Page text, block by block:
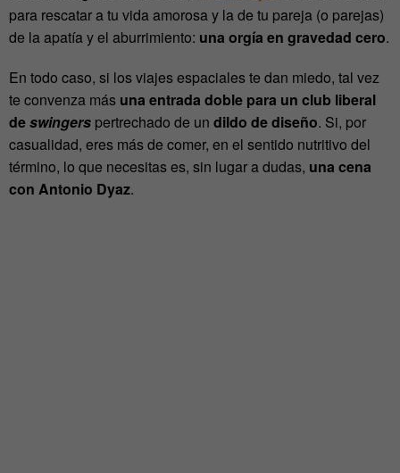
para rescatar a tu vida amorosa y la de tu pareja (o parejas)
de la apatía y el aburrimiento: una orgía en gravedad cero.
En todo caso, si los viajes espaciales te dan miedo, tal vez
te convenza más una entrada doble para un club liberal
deswingers pertrechado de un dildo de diseño. Si, por
casualidad, eres más de comer, en el sentido nutritivo del
término, lo que necesitas es, sin lugar a dudas, una cena
con Antonio Dyaz.